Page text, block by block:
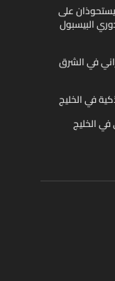
يستحوذان على
البيسبول
في الشرق
في الخليج